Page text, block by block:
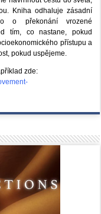
Kniha odhaluje zásadní
o překonání vrozené
tím, co nastane, pokud
přístupu a
pokud uspějeme.
zde: